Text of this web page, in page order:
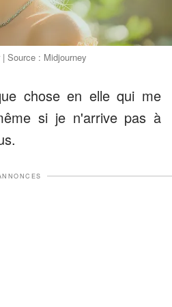
Source : Midjourney
chose en elle qui me
si je n'arrive pas à